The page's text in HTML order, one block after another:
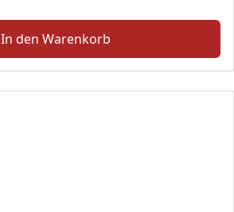
In den Warenkorb